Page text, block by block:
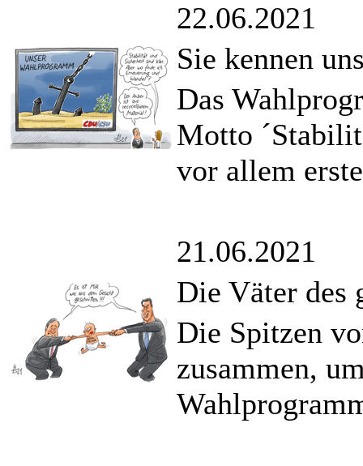
22.06.2021
Sie kennen
Das
Motto
vor allem
21.06.2021
Die Väter des
Die Spitzen
zusammen,